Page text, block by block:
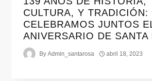
CULTURA, Y TRADICIÓN:
CELEBRAMOS JUNTOS
ANIVERSARIO DE SANTA
By Admin_santarosa abril 18, 2023